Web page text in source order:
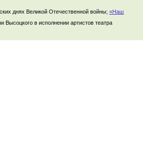
днях Великой Отечественной войны; «Наш
Высоцкого в исполнении артистов театра